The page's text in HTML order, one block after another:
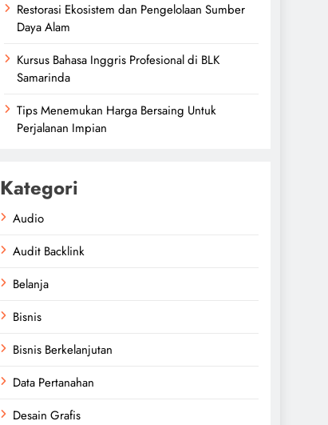
Restorasi Ekosistem dan Pengelolaan Sumber
Daya Alam
Kursus Bahasa Inggris Profesional di BLK
Samarinda
Tips Menemukan Harga Bersaing Untuk
Perjalanan Impian
Kategori
Audio
Audit Backlink
Belanja
Bisnis
Bisnis Berkelanjutan
Data Pertanahan
Desain Grafis